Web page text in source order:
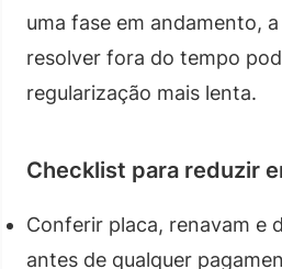
uma fase em andamento,
resolver fora do tempo
regularização mais lenta.
Checklist para reduzir
Conferir placa, renavam e
antes de qualquer